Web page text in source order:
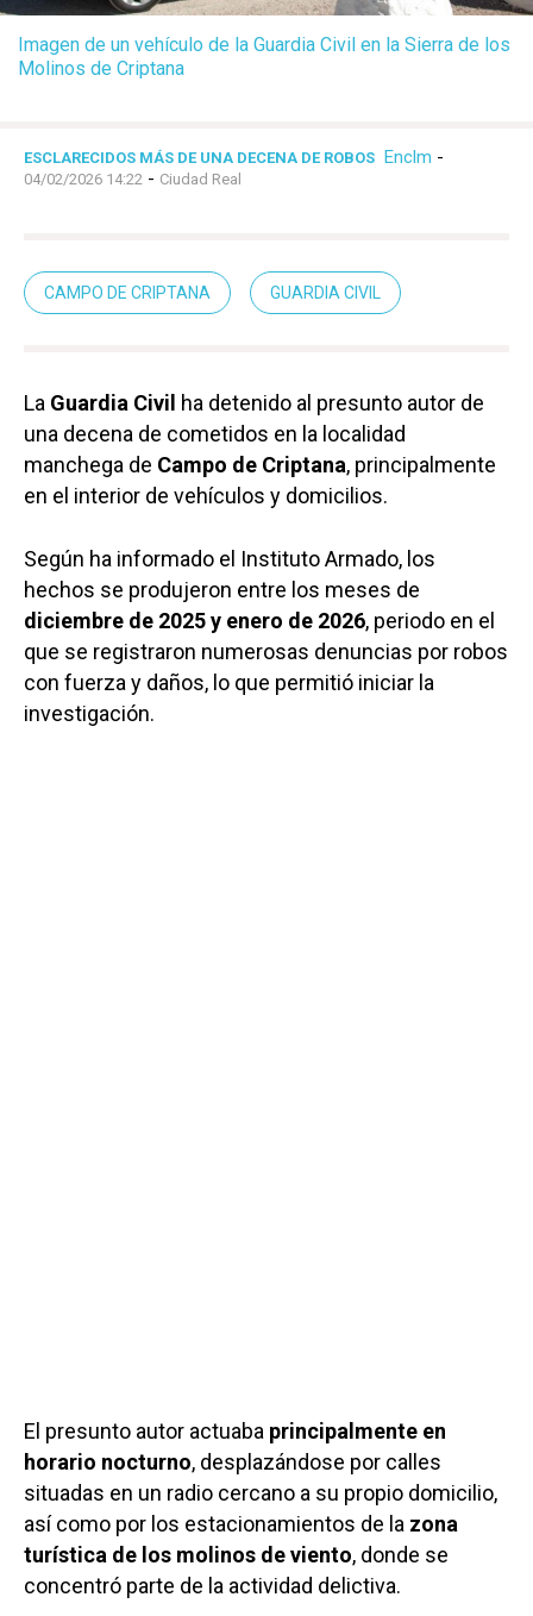
Imagen de un vehículo de la Guardia Civil en la Sierra de los
Molinos de Criptana
ESCLARECIDOS MÁS DE UNA DECENA DE ROBOS Enclm -
04/02/2026 14:22 - Ciudad Real
CAMPO DE CRIPTANA GUARDIA CIVIL
La Guardia Civil ha detenido al presunto autor de
una decena de cometidos en la localidad
manchega de Campo de Criptana, principalmente
en el interior de vehículos y domicilios.
Según ha informado el Instituto Armado, los
hechos se produjeron entre los meses de
diciembre de 2025 y enero de 2026, periodo en el
que se registraron numerosas denuncias por robos
con fuerza y daños, lo que permitió iniciar la
investigación.
El presunto autor actuaba principalmente en
horario nocturno, desplazándose por calles
situadas en un radio cercano a su propio domicilio,
así como por los estacionamientos de la zona
turística de los molinos de viento, donde se
concentró parte de la actividad delictiva.